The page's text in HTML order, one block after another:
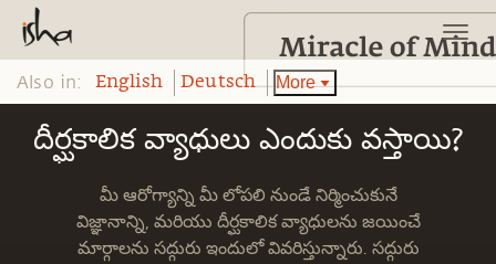
దీర్ఘకాలిక వ్యాధులు ఎందుకు వస్తాయి?
మీ ఆరోగ్యాన్ని మీ లోపలి నుండే నిర్మించుకునే
విజ్ఞానాన్ని, మరియు దీర్ఘకాలిక వ్యాధులను జయించే
మార్గాలను సద్గురు ఇందులో వివరిస్తున్నారు. సద్గురు
Also in: English Deutsch More